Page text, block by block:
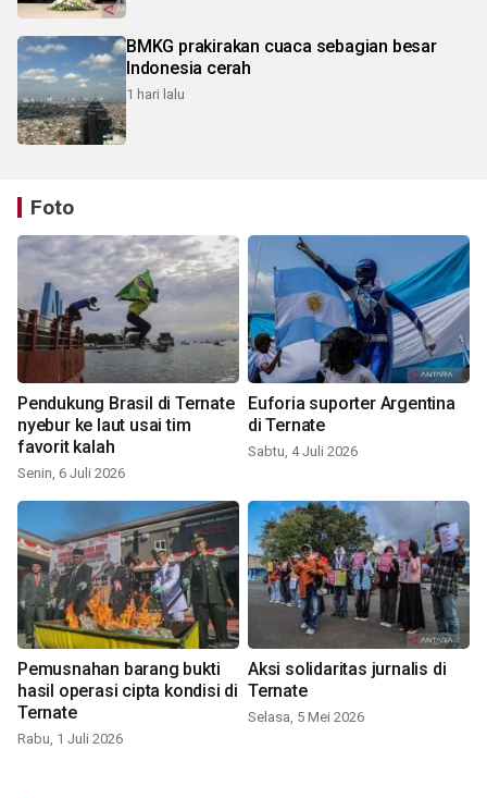
BMKG prakirakan cuaca sebagian besar
Indonesia cerah
1 hari lalu
Foto
Pendukung Brasil di Ternate
nyebur ke laut usai tim
favorit kalah
Senin, 6 Juli 2026
Euforia suporter Argentina
di Ternate
Sabtu, 4 Juli 2026
Pemusnahan barang bukti
hasil operasi cipta kondisi di
Ternate
Rabu, 1 Juli 2026
Aksi solidaritas jurnalis di
Ternate
Selasa, 5 Mei 2026